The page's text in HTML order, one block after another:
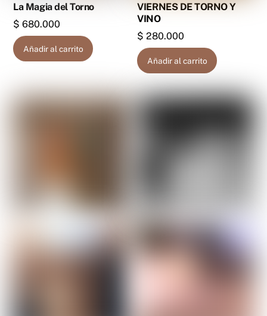
La Magia del Torno
$ 680.000
Añadir al carrito
VIERNES DE TORNO Y
VINO
$ 280.000
Añadir al carrito